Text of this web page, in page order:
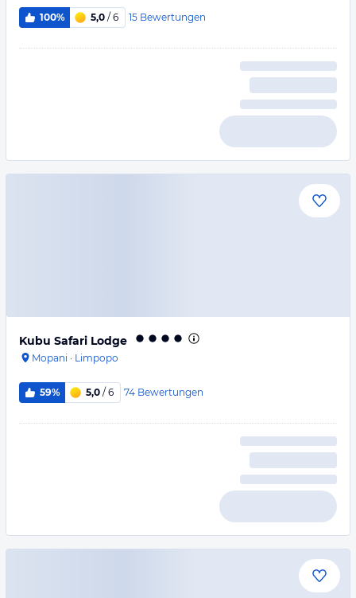
100% 5,0 / 6 15 Bewertungen
Kubu Safari Lodge
Mopani · Limpopo
59% 5,0 / 6 74 Bewertungen